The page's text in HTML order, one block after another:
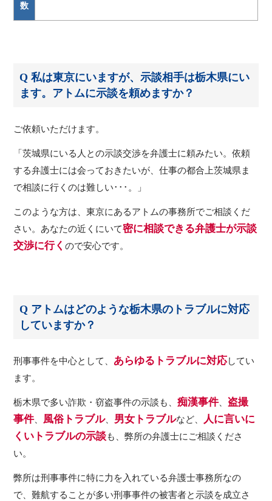
数
Q 私は東京にいますが、示談相手は栃木県にい
ます。アトムに示談を頼めますか？
ご依頼いただけます。
「茨城県にいる人との示談交渉を弁護士に頼みたい。依頼
する弁護士には会っておきたいが、仕事の都合上茨城県ま
で相談に行くのは難しい･･･。」
このような方は、東京にあるアトムの事務所でご相談くだ
さい。あなたの近くにいて密に相談できる弁護士が示談
交渉に行くので安心です。
Q アトムはどのような栃木県のトラブルに対応
していますか？
刑事事件を中心として、 あらゆるトラブルに対応してい
ます。
栃木県で多い詐欺・窃盗事件の示談も、痴漢事件、盗撮
事件、 風俗トラブル、 男女トラブルなど、
人に言いに
くいトラブルの示談も、弊所の弁護士にご相談くださ
い。
弊所は刑事事件に特に力を入れている弁護士事務所なの
で、難航することが多い刑事事件の被害者と示談を成立さ